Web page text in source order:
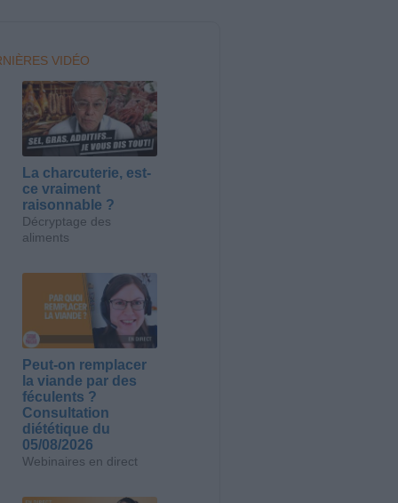
VIDÉO
La charcuterie, est-
ce vraiment
raisonnable ?
Décryptage des
aliments
Peut-on remplacer
la viande par des
féculents ?
Consultation
diététique du
05/08/2026
Webinaires en direct